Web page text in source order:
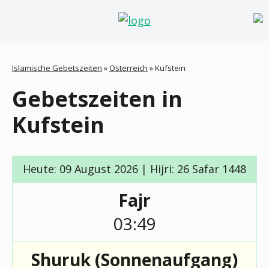
Islamische Gebetszeiten »Österreich »Kufstein
Gebetszeiten in
Kufstein
Heute: 09 August 2026 | Hijri: 26 Safar 1448
Fajr
03:49
Shuruk (Sonnenaufgang)